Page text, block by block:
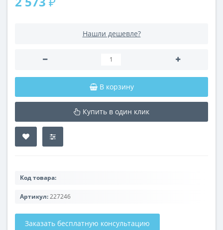
Нашли дешевле?
В корзину
Купить в один клик
Код товара:
Артикул:227246
Заказать бесплатную консультацию